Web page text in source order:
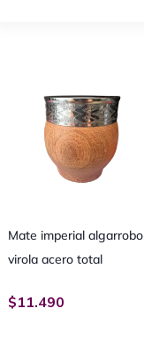
Mate imperial algarrobo
virola acero total
$11.490